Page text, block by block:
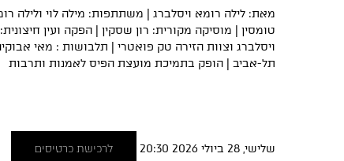
מאת: לילה רומא ויסלברג | משתתפות: מילה לוי ולילה
טומסין | מוסיקה מקורית: רון שסקין | הפקה ועין
ויסלברג וצוות הזירה טק פואטרי | תלבושות : מאי
תל-אביב | הופק בתמיכת מועצת הפיס לאמנות ותרבות
שלישי, 28 ביולי 2026 20:30 לרכישת כרטיסים